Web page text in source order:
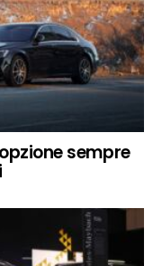
sempre